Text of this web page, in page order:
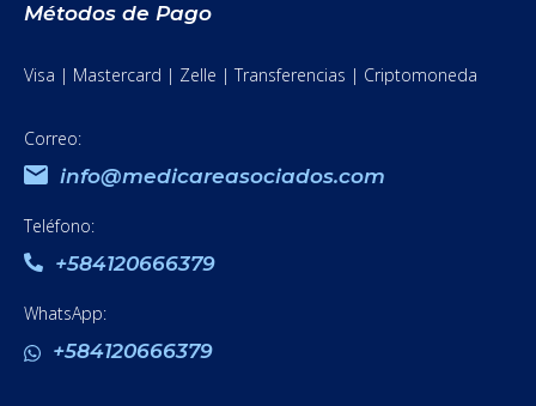
Métodos de Pago
Visa | Mastercard | Zelle | Transferencias | Criptomoneda
Correo:
info@medicareasociados.com
Teléfono:
+584120666379
WhatsApp:
+584120666379